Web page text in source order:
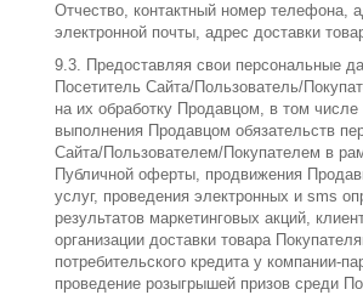
Отчество, контактный номер телефона,
электронной почты, адрес доставки
9.3. Предоставляя свои персональные
Посетитель Сайта/Пользователь/
на их обработку Продавцом, в том числе
выполнения Продавцом обязательств
Сайта/Пользователем/Покупателем в
Публичной оферты, продвижения
услуг, проведения электронных и sms
результатов маркетинговых акций,
организации доставки товара
потребительского кредита у компании-
проведение розыгрышей призов среди